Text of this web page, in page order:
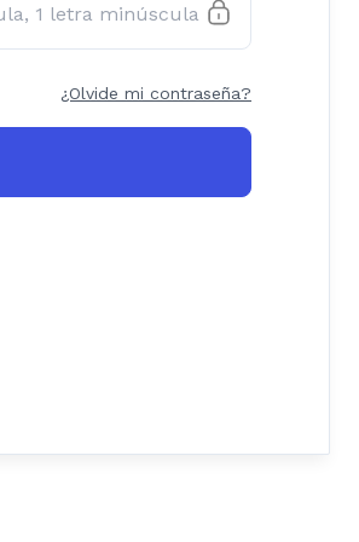
¿Olvide mi contraseña?